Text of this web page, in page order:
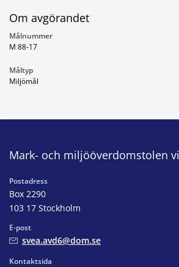
Om avgörandet
Målnummer
M 88-17
Måltyp
Miljömål
Mark- och miljööverdomstolen
Postadress
Box 2290
103 17 Stockholm
E-post
svea.avd6@dom.se
Kontaktsida